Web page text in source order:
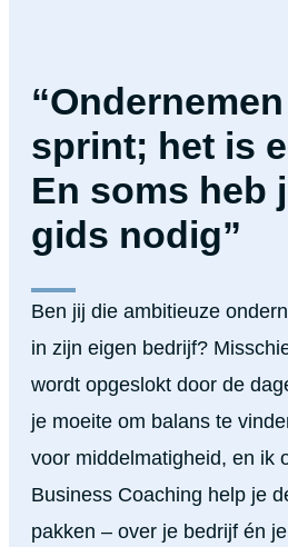
sprint; het is
En soms heb
gids nodig”
Ben jij die ambitieuze
in zijn eigen bedrijf?
wordt opgeslokt door de
je moeite om balans te
voor middelmatigheid, en ik
Business Coaching help je
pakken – over je bedrijf én